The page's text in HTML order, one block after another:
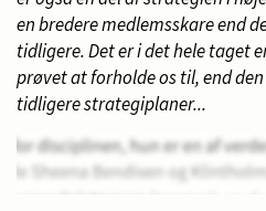
en bredere medlemsskare end
tidligere. Det er i det hele taget
prøvet at forholde os til, end
tidligere strategiplaner...